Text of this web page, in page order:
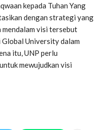
kepada Tuhan Yang
dengan strategi yang
mendalam visi tersebut
University dalam
itu, UNP perlu
mewujudkan visi